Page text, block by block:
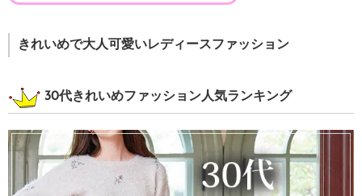
きれいめで大人可愛いレディースファッション
30代きれいめファッション人気ランキング